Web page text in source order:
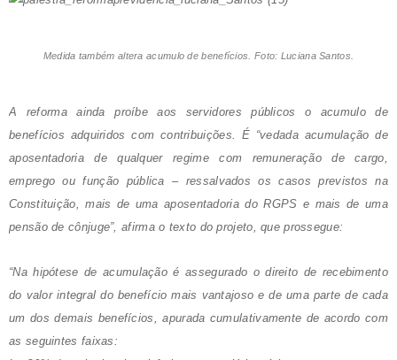
Medida também altera acumulo de benefícios. Foto: Luciana Santos.
A reforma ainda proíbe aos servidores públicos o acumulo de
benefícios adquiridos com contribuições. É “vedada acumulação de
aposentadoria de qualquer regime com remuneração de cargo,
emprego ou função pública – ressalvados os casos previstos na
Constituição, mais de uma aposentadoria do RGPS e mais de uma
pensão de cônjuge”, afirma o texto do projeto, que prossegue:
“Na hipótese de acumulação é assegurado o direito de recebimento
do valor integral do benefício mais vantajoso e de uma parte de cada
um dos demais benefícios, apurada cumulativamente de acordo com
as seguintes faixas: